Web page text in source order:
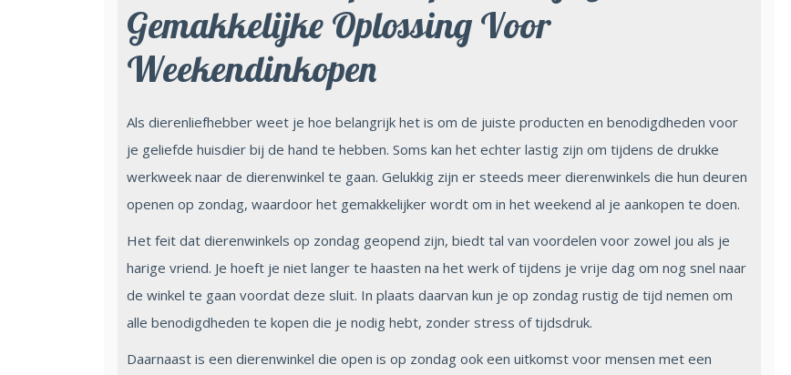
Gemakkelijke Oplossing Voor
Weekendinkopen
Als dierenliefhebber weet je hoe belangrijk het is om de juiste producten en benodigdheden voor
je geliefde huisdier bij de hand te hebben. Soms kan het echter lastig zijn om tijdens de drukke
werkweek naar de dierenwinkel te gaan. Gelukkig zijn er steeds meer dierenwinkels die hun deuren
openen op zondag, waardoor het gemakkelijker wordt om in het weekend al je aankopen te doen.
Het feit dat dierenwinkels op zondag geopend zijn, biedt tal van voordelen voor zowel jou als je
harige vriend. Je hoeft je niet langer te haasten na het werk of tijdens je vrije dag om nog snel naar
de winkel te gaan voordat deze sluit. In plaats daarvan kun je op zondag rustig de tijd nemen om
alle benodigdheden te kopen die je nodig hebt, zonder stress of tijdsdruk.
Daarnaast is een dierenwinkel die open is op zondag ook een uitkomst voor mensen met een